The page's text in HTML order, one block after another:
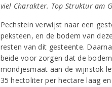
viel Charakter. Top Struktur am
Pechstein verwijst naar een
peksteen, en de bodem van
resten van dit gesteente.
beide voor zorgen dat de
mondjesmaat aan de wijnstok
35 hectoliter per hectare laag